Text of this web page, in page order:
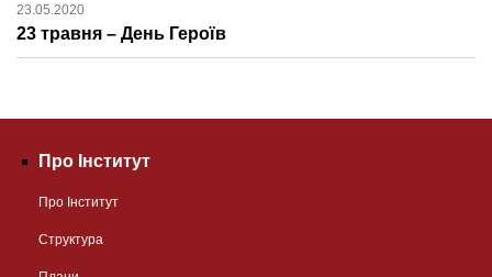
23.05.2020
23 травня – День Героїв
Про Інститут
Про Інститут
Структура